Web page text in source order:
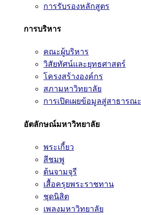
การรับรองหลักสูตร
การบริหาร
คณะผู้บริหาร
วิสัยทัศน์และยุทธศาสตร์
โครงสร้างองค์กร
สภามหาวิทยาลัย
การเปิดเผยข้อมูลสู่สาธารณะ
อัตลักษณ์มหาวิทยาลัย
พระเกี้ยว
สีชมพู
ต้นจามจุรี
เสื้อครุยพระราชทาน
ชุดนิสิต
เพลงมหาวิทยาลัย